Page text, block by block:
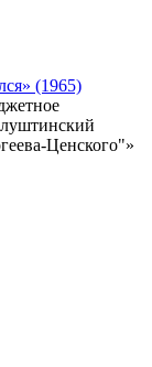
(1965)
Ценского"»